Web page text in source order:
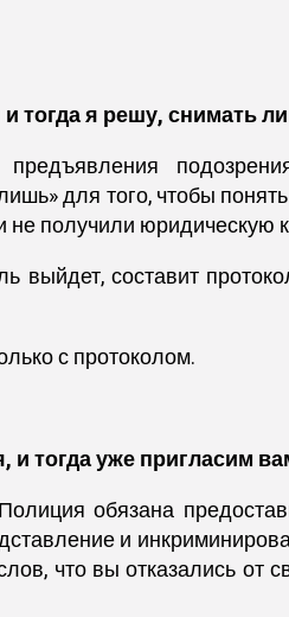
тогда я решу, снимать
для того, чтобы
не получили юридическую
выйдет, составит
с протоколом.
тогда уже пригласим
обязана
и
что вы отказались от